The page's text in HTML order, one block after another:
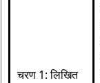
चरण 1: लिखित